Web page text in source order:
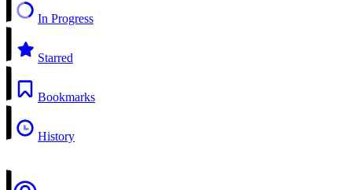
In Progress
Starred
Bookmarks
History